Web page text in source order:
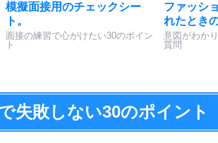
模擬面接用のチェックシー
ト。
面接の練習で心がけたい30のポイン
ト
ファッシ
れたとき
意図がわか
質問
失敗しない30のポイント